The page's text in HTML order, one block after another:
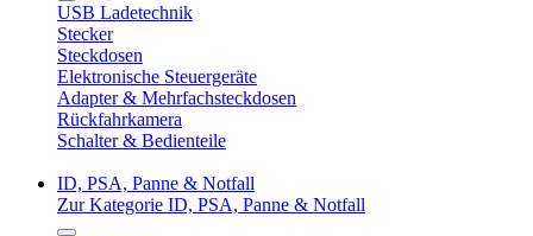
USB Ladetechnik
Stecker
Steckdosen
Elektronische Steuergeräte
Adapter & Mehrfachsteckdosen
Rückfahrkamera
Schalter & Bedienteile
ID, PSA, Panne & Notfall
Zur Kategorie ID, PSA, Panne & Notfall